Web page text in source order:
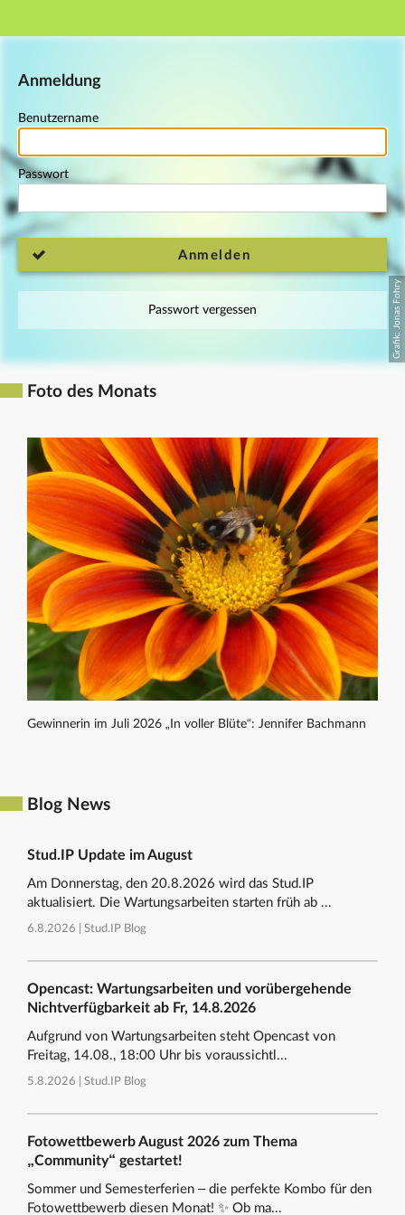
Hauptnavigation
Anmeldung
Benutzername
Passwort
Anmelden
Passwort vergessen
Foto des Monats
Gewinnerin im Juli 2026 „In voller Blüte“: Jennifer Bachmann
Blog News
Stud.IP Update im August
Am Donnerstag, den 20.8.2026 wird das Stud.IP
aktualisiert. Die Wartungsarbeiten starten früh ab ...
6.8.2026 | Stud.IP Blog
Opencast: Wartungsarbeiten und vorübergehende
Nichtverfügbarkeit ab Fr, 14.8.2026
Aufgrund von Wartungsarbeiten steht Opencast von
Freitag, 14.08., 18:00 Uhr bis voraussichtl...
5.8.2026 | Stud.IP Blog
Fotowettbewerb August 2026 zum Thema
„Community“ gestartet!
Sommer und Semesterferien – die perfekte Kombo für den
Fotowettbewerb diesen Monat! ✨ Ob ma...